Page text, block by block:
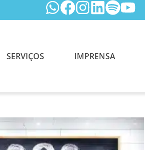
SERVIÇOS IMPRENSA